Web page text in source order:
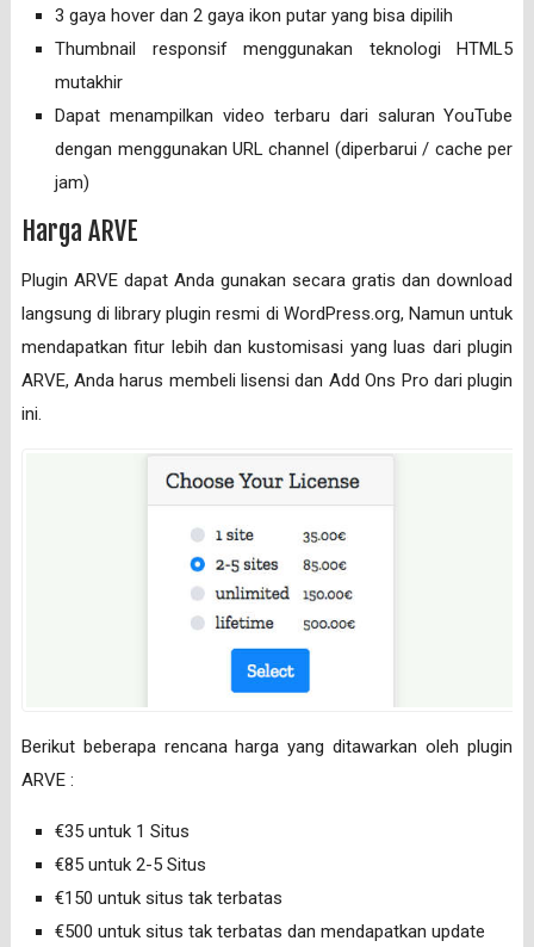
3 gaya hover dan 2 gaya ikon putar yang bisa dipilih
Thumbnail responsif menggunakan teknologi HTML5
mutakhir
Dapat menampilkan video terbaru dari saluran YouTube
dengan menggunakan URL channel (diperbarui / cache per
jam)
Harga ARVE
Plugin ARVE dapat Anda gunakan secara gratis dan download
langsung di library plugin resmi di WordPress.org, Namun untuk
mendapatkan fitur lebih dan kustomisasi yang luas dari plugin
ARVE, Anda harus membeli lisensi dan Add Ons Pro dari plugin
ini.
Berikut beberapa rencana harga yang ditawarkan oleh plugin
ARVE :
€35 untuk 1 Situs
€85 untuk 2-5 Situs
€150 untuk situs tak terbatas
€500 untuk situs tak terbatas dan mendapatkan update